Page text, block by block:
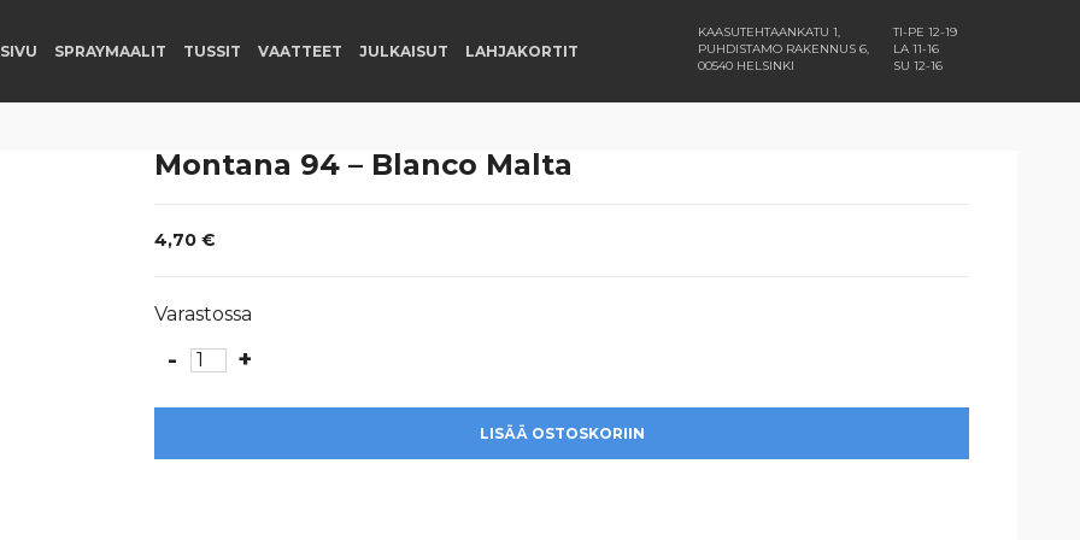
SPRAYMAALIT TUSSIT VAATTEET JULKAISUT LAHJAKORTIT
TI-PE 12-19
LA 11-16
SU 12-16
KAASUTEHTAANKATU 1,
PUHDISTAMO RAKENNUS 6,
00540 HELSINKI
Montana 94 – Blanco Malta
4,70 €
Varastossa
-
Montana
-
Malta
+
LISÄÄ OSTOSKORIIN